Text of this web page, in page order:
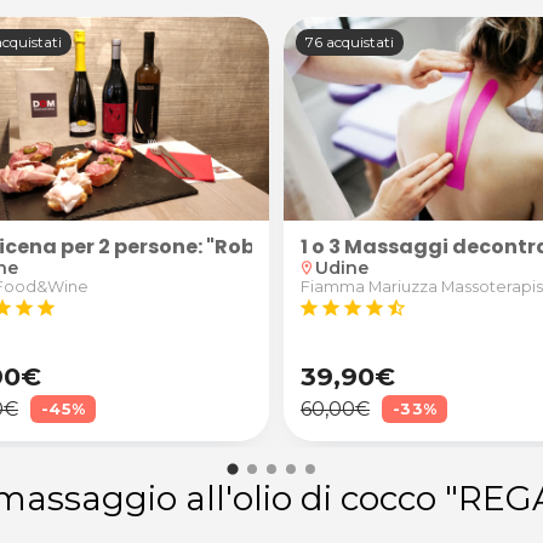
per 2 persone: "Robusto" (calice di vino
star star
-45%
76 acquistati
1 o 3 Massaggi
location_on Udine
Fiamma Mariuzza
star star star star star_half
39,90€
60,00€ -33%
all'olio di cocco